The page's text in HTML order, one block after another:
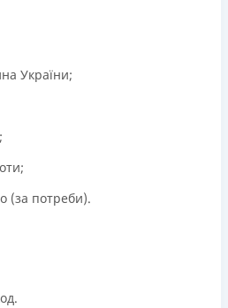
України;
(за потреби).